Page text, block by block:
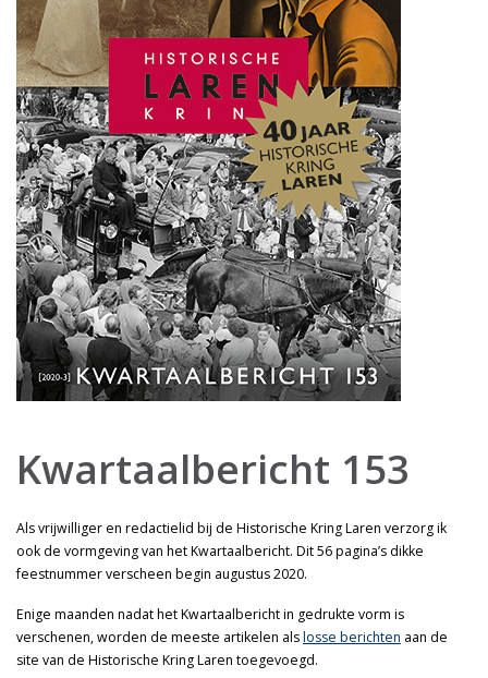
Kwartaalbericht 153
Als vrijwilliger en redactielid bij de Historische Kring Laren verzorg ik
ook de vormgeving van het Kwartaalbericht. Dit 56 pagina’s dikke
feestnummer verscheen begin augustus 2020.
Enige maanden nadat het Kwartaalbericht in gedrukte vorm is
verschenen, worden de meeste artikelen alslosse berichten aan de
site van de Historische Kring Laren toegevoegd.